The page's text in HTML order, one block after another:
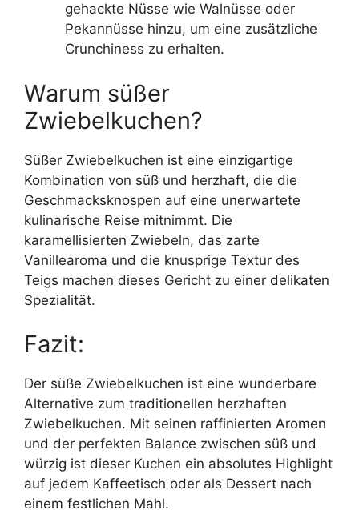
gehackte Nüsse wie Walnüsse oder
Pekannüsse hinzu, um eine zusätzliche
Crunchiness zu erhalten.
Warum süßer
Zwiebelkuchen?
Süßer Zwiebelkuchen ist eine einzigartige
Kombination von süß und herzhaft, die die
Geschmacksknospen auf eine unerwartete
kulinarische Reise mitnimmt. Die
karamellisierten Zwiebeln, das zarte
Vanillearoma und die knusprige Textur des
Teigs machen dieses Gericht zu einer delikaten
Spezialität.
Fazit:
Der süße Zwiebelkuchen ist eine wunderbare
Alternative zum traditionellen herzhaften
Zwiebelkuchen. Mit seinen raffinierten Aromen
und der perfekten Balance zwischen süß und
würzig ist dieser Kuchen ein absolutes Highlight
auf jedem Kaffeetisch oder als Dessert nach
einem festlichen Mahl.